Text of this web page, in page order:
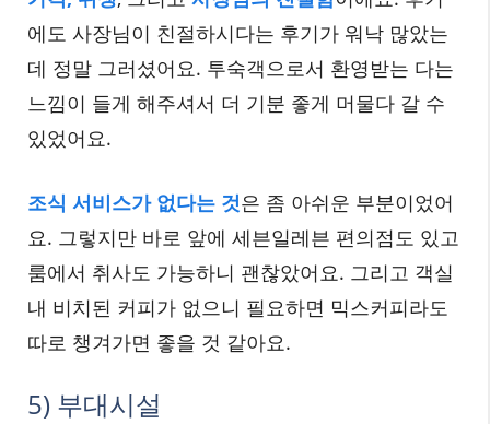
에도 사장님이 친절하시다는 후기가 워낙 많았는
데 정말 그러셨어요. 투숙객으로서 환영받는 다는
느낌이 들게 해주셔서 더 기분 좋게 머물다 갈 수
있었어요.
조식 서비스가 없다는 것은 좀 아쉬운 부분이었어
요. 그렇지만 바로 앞에 세븐일레븐 편의점도 있고
룸에서 취사도 가능하니 괜찮았어요. 그리고 객실
내 비치된 커피가 없으니 필요하면 믹스커피라도
따로 챙겨가면 좋을 것 같아요.
5) 부대시설